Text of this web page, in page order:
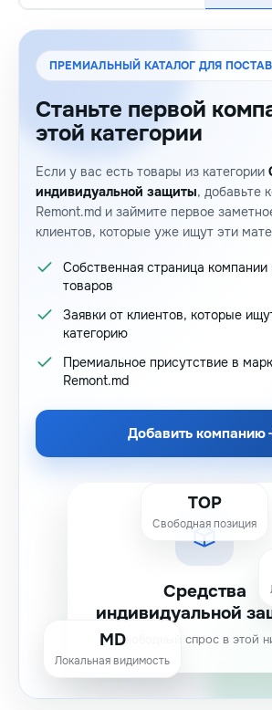
ПРЕМИАЛЬНЫЙ КАТАЛОГ ДЛЯ
Станьте первой
этой категории
Если у вас есть товары из категории
индивидуальной защиты, добавьте
Remont.md и займите первое
клиентов, которые уже ищут эти
Собственная страница компании
товаров
Заявки от клиентов, которые
категорию
Премиальное присутствие в
Remont.md
Добавить компанию
Средства
индивидуальной
Свободный спрос в этой
TOP
Свободная позиция
MD
Локальная видимость